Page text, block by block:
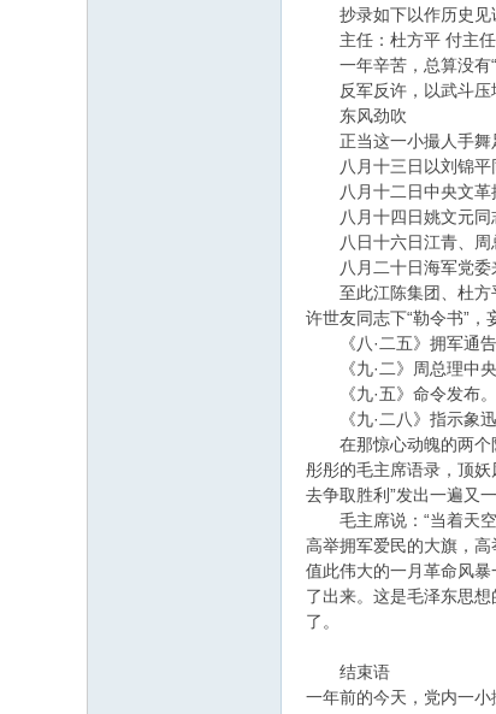
抄录如下以作历史见
主任：杜方平 付主任
一年辛苦，总算没有“
反军反许，以武斗压垮
东风劲吹
正当这一小撮人手舞
八月十三日以刘锦平同
八月十二日中央文革批
八月十四日姚文元同志
八日十六日江青、周总
八月二十日海军党委来
至此江陈集团、杜方平
许世友同志下“勒令书”，
《八·二五》拥军通告
《九·二》周总理中央
《九·五》命令发布。
《九·二八》指示象迅
在那惊心动魄的两个阶
彤彤的毛主席语录，顶
去争取胜利”发出一遍又
毛主席说：“当着天空
高举拥军爱民的大旗，
值此伟大的一月革命风
了出来。这是毛泽东思
了。
结束语
一年前的今天，党内一